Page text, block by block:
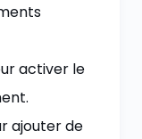
activer le
ajouter de